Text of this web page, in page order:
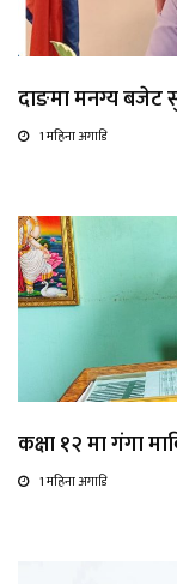
दाङमा मनग्य बजेट
1 महिना अगाडि
कक्षा १२ मा गंगा
1 महिना अगाडि